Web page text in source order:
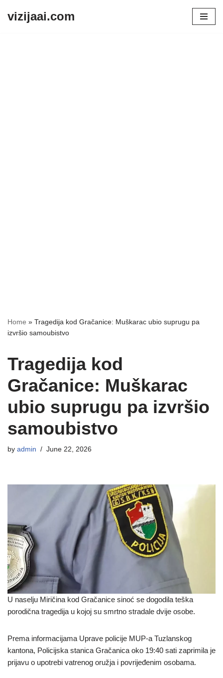
vizijaai.com
Home » Tragedija kod Gračanice: Muškarac ubio suprugu pa
izvršio samoubistvo
Tragedija kod
Gračanice: Muškarac
ubio suprugu pa izvršio
samoubistvo
by admin June 22, 2026
U naselju Miričina kod Gračanice sinoć se dogodila teška
porodična tragedija u kojoj su smrtno stradale dvije osobe.
Prema informacijama Uprave policije MUP-a Tuzlanskog
kantona, Policijska stanica Gračanica oko 19:40 sati zaprimila je
prijavu o upotrebi vatrenog oružja i povrijeđenim osobama.